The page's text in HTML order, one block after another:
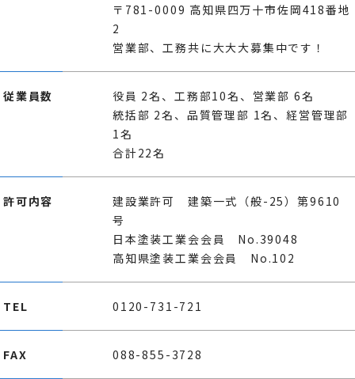
〒781-0009 高知県四万十市佐岡418番地
2
営業部、工務共に大大大募集中です！
従業員数
役員 2名、工務部10名、営業部 6名
統括部 2名、品質管理部 1名、経営管理部
1名
合計22名
許可内容
建設業許可 建築一式（般-25）第9610
号
日本塗装工業会会員 No.39048
高知県塗装工業会会員 No.102
TEL 0120-731-721
FAX 088-855-3728